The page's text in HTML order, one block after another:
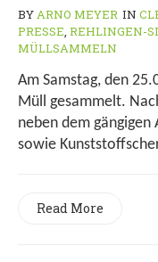
BYARNO MEYER IN
PRESSE, REHLINGEN-
MÜLLSAMMELN
Am Samstag, den
Müll gesammelt.
neben dem gängigen
sowie
Read More